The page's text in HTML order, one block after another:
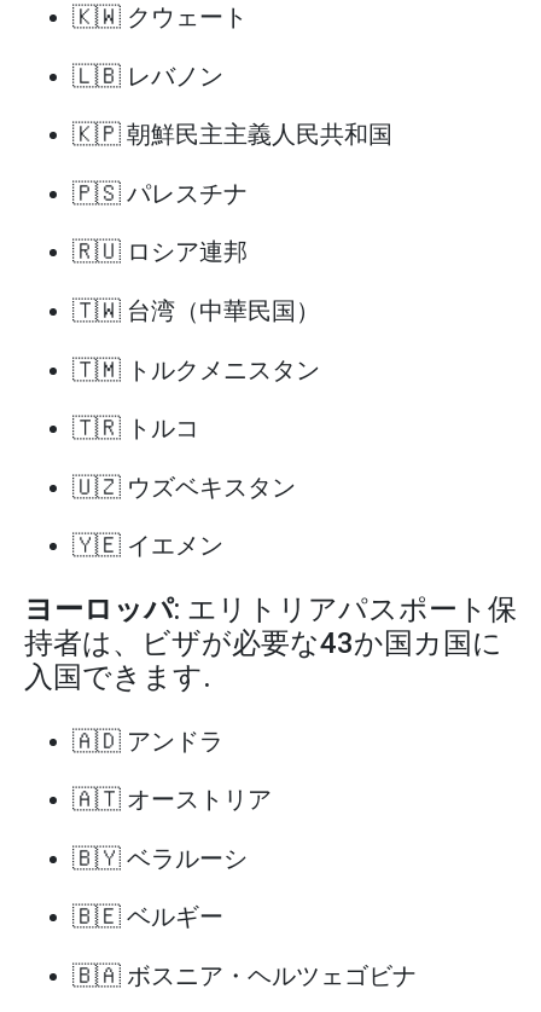
🇰🇼 クウェート
🇱🇧 レバノン
🇰🇵 朝鮮民主主義人民共和国
🇵🇸 パレスチナ
🇷🇺 ロシア連邦
🇹🇼 台湾（中華民国）
🇹🇲 トルクメニスタン
🇹🇷 トルコ
🇺🇿 ウズベキスタン
🇾🇪 イエメン
ヨーロッパ: エリトリアパスポート保
持者は、ビザが必要な43か国カ国に
入国できます.
🇦🇩 アンドラ
🇦🇹 オーストリア
🇧🇾 ベラルーシ
🇧🇪 ベルギー
🇧🇦 ボスニア・ヘルツェゴビナ